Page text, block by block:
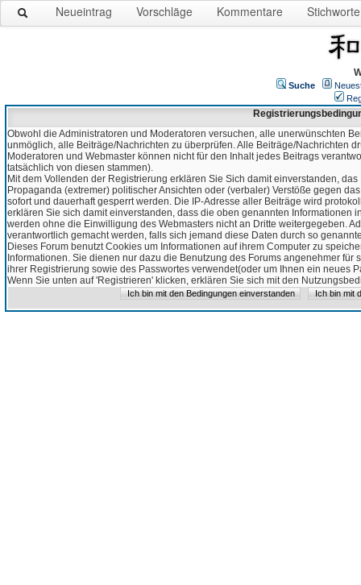
Neueintrag Vorschläge Kommentare Stichworte
Suche
Obwohl die Administratoren und Moderatoren versuchen, alle unerwünschten
unmöglich, alle Beiträge/Nachrichten zu überprüfen. Alle Beiträge/Nachrichten
Moderatoren und Webmaster können nicht für den Inhalt jedes Beitrags
tatsächlich von diesen stammen).
Mit dem Vollenden der Registrierung erklären Sie Sich damit einverstanden,
Propaganda (extremer) politischer Ansichten oder (verbaler) Verstöße gegen
sofort und dauerhaft gesperrt werden. Die IP-Adresse aller Beiträge wird
erklären Sie sich damit einverstanden, dass die oben genannten Informationen
werden ohne die Einwilligung des Webmasters nicht an Dritte weitergegeben.
verantwortlich gemacht werden, falls sich jemand diese Daten durch so
Dieses Forum benutzt Cookies um Informationen auf ihrem Computer zu
Informationen. Sie dienen nur dazu die Benutzung des Forums angenehmer
ihrer Registrierung sowie des Passwortes verwendet(oder um Ihnen ein neues
Wenn Sie unten auf 'Registrieren' klicken, erklären Sie sich mit den